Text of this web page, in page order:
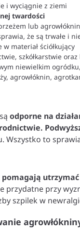
i wyciągnie z ziemi
twardości
lub
że są trwałe i
materiał ściółkujący
szkółkarstwie
niewielkim
agrowłóknin,
odporne na
Wszystko to
przydatne przy
szpilek w